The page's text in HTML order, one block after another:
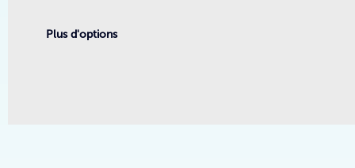
Plus d'options